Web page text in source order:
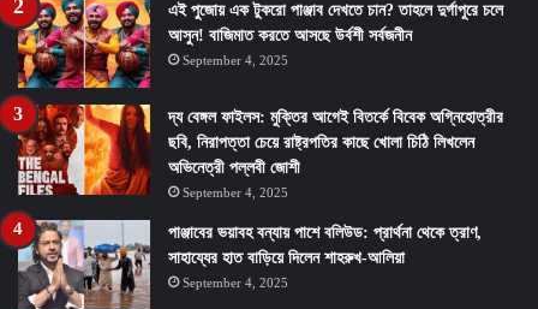
এই পুজোয় এক টুকরো পাঞ্জাব দেখতে চান? তাহলে দুর্গাপুরে চলে
আসুন! বাজিমাত করতে আসছে উর্বশী সর্বজনীন
September 4, 2025
দ্য বেঙ্গল ফাইলস: মুক্তির আগেই বিতর্কে বিবেক অগ্নিহোত্রীর
ছবি, নিরাপত্তা চেয়ে রাষ্ট্রপতির কাছে খোলা চিঠি লিখলেন
অভিনেত্রী পল্লবী জোশী
September 4, 2025
পাঞ্জাবের ভয়াবহ বন্যায় পাশে বলিউড: প্রার্থনা থেকে ত্রাণ,
সাহায্যের হাত বাড়িয়ে দিলেন শাহরুখ-আলিয়া
September 4, 2025